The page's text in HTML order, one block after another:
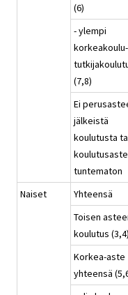
(6)
- ylempi
(7,8)
Ei
jälkeistä
koulutusta
koulutusaste
tuntematon
Naiset
Yhteensä
Toisen
koulutus (3,4)
Korkea-aste
yhteensä